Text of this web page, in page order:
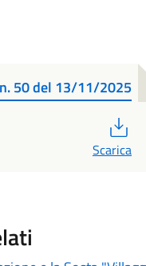
50 del 13/11/2025
Scarica